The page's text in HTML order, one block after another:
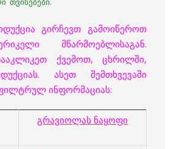
გირჩევთ გამოიწეროთ
მწარმოებლისაგან.
ქვემოთ, ცხრილში,
ასეთ შემთხვევაში
ინფორმაციას:
გრავიოლას ნაყოფი